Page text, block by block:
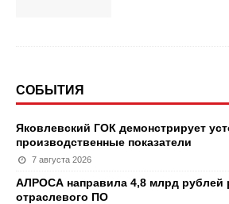
СОБЫТИЯ
Яковлевский ГОК демонстрирует
производственные показатели
7 августа 2026
АЛРОСА направила 4,8 млрд рублей
отраслевого ПО